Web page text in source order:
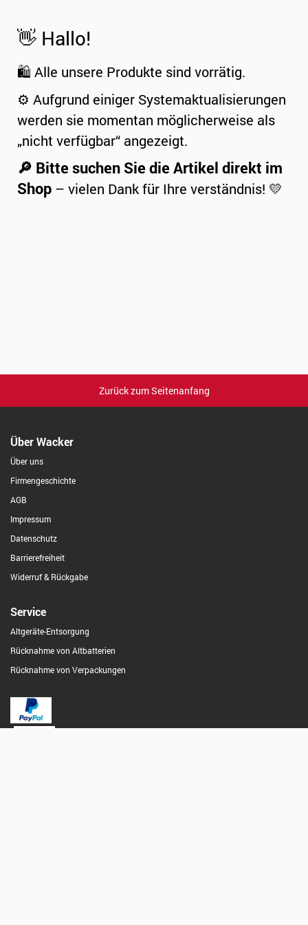
👋 Hallo!
🛍️ Alle unsere Produkte sind vorrätig.
⚙️ Aufgrund einiger Systemaktualisierungen
werden sie momentan möglicherweise als
„nicht verfügbar“ angezeigt.
🔎 Bitte suchen Sie die Artikel direkt im
Shop – vielen Dank für Ihre verständnis! 💛
Zurück zum Seitenanfang
Über Wacker
Über uns
Firmengeschichte
AGB
Impressum
Datenschutz
Barrierefreiheit
Widerruf & Rückgabe
Service
Altgeräte-Entsorgung
Rücknahme von Altbatterien
Rücknahme von Verpackungen